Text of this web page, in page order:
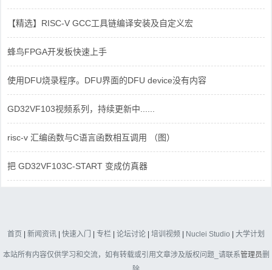
【精选】RISC-V GCC工具链编译安装及自定义宏
蜂鸟FPGA开发板快速上手
使用DFU烧录程序。DFU界面的DFU device没有内容
GD32VF103视频系列，持续更新中......
risc-v 汇编函数与C语言函数相互调用 （图）
把 GD32VF103C-START 变成仿真器
首页 | 新闻资讯 | 快速入门 | 专栏 | 论坛讨论 | 培训视频 | Nuclei Studio | 大学计划
本站所有内容仅供学习和交流，如有转载或引用文章涉及版权问题_请联系管理员删